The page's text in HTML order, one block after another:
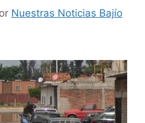
Nuestras Noticias Bajío